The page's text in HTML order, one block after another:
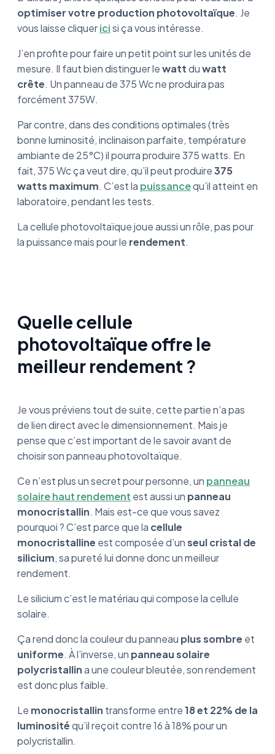
optimiser votre production photovoltaïque. Je
vous laisse cliquericisi ça vous intéresse.
J’en profite pour faire un petit point sur les unités de
mesure. Il faut bien distinguer lewattduwatt
crête. Un panneau de 375 Wc ne produira pas
forcément 375W.
Par contre, dans des conditions optimales (très
bonne luminosité, inclinaison parfaite, température
ambiante de 25°C) il pourra produire 375 watts. En
fait, 375 Wc ça veut dire, qu’il peut produire375
watts maximum. C’est la puissancequ’il atteint en
laboratoire, pendant les tests.
La cellule photovoltaïque joue aussi un rôle, pas pour
la puissance mais pour le rendement.
Quelle cellule
photovoltaïque offre le
meilleur rendement ?
Je vous préviens tout de suite, cette partie n’a pas
de lien direct avec le dimensionnement. Mais je
pense que c’est important de le savoir avant de
choisir son panneau photovoltaïque.
Ce n’est plus un secret pour personne, un panneau
solaire haut rendement est aussi un panneau
monocristallin. Mais est-ce que vous savez
pourquoi ? C’est parce que la cellule
monocristalline est composée d’unseul cristal de
silicium, sa pureté lui donne donc un meilleur
rendement.
Le silicium c’est le matériau qui compose la cellule
solaire.
Ça rend donc la couleur du panneau plus sombre et
uniforme. À l’inverse, un panneau solaire
polycristallina une couleur bleutée, son rendement
est donc plus faible.
Le monocristallin transforme entre18 et 22% de la
luminositéqu’il reçoit contre 16 à 18% pour un
polycristallin.